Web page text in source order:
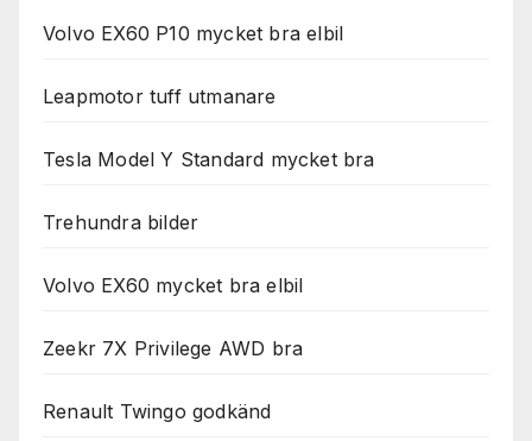
Volvo EX60 P10 mycket bra elbil
Leapmotor tuff utmanare
Tesla Model Y Standard mycket bra
Trehundra bilder
Volvo EX60 mycket bra elbil
Zeekr 7X Privilege AWD bra
Renault Twingo godkänd